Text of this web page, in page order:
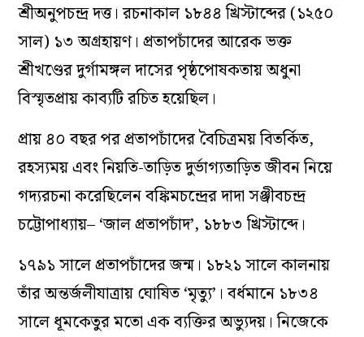
শ্রীঅনুপচন্দ্র দত্ত। রচনাকাল ১৮৪৪ খ্রিস্টাব্দের (১২৫০
সাল) ১৩ অগ্রহায়ণ। প্রতাপচাঁদের আরেক ভক্ত
শ্রীখণ্ডের দুর্গামঙ্গল দাসের পৃষ্ঠপোষকতায় অধুনা
বিস্মৃতপ্রায় কাব্যটি রচিত হয়েছিল।
প্রায় ৪০ বছর পর প্রতাপচাঁদের বৈচিত্রময় বিতর্কিত,
রহস্যময় এবং নিয়তি-তাড়িত দুর্ভাগ্যতাড়িত জীবন নিয়ে
গদ্যরচনা করেছিলেন বঙ্কিমচন্দ্রের দাদা সঞ্জীবচন্দ্র
চট্টোপাধ্যায়– ‘জাল প্রতাপচাঁদ’, ১৮৮৩ খ্রিস্টাব্দে।
১৭৯১ সালে প্রতাপচাঁদের জন্ম। ১৮২১ সালে কালনায়
তাঁর অন্তর্জলীযাত্রায় ঘোষিত ‘মৃত্যু’। বর্ধমানে ১৮৩৪
সালে ধূমকেতুর মতো এক ব্যক্তির অভ্যুদয়। নিজেকে